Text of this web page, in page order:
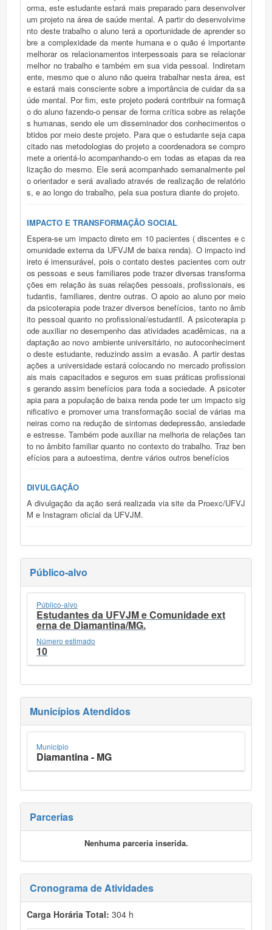
orma, este estudante estará mais preparado para desenvolver
um projeto na área de saúde mental. A partir do desenvolvime
nto deste trabalho o aluno terá a oportunidade de aprender so
bre a complexidade da mente humana e o quão é importante
melhorar os relacionamentos interpessoais para se relacionar
melhor no trabalho e também em sua vida pessoal. Indiretam
ente, mesmo que o aluno não queira trabalhar nesta área, est
e estará mais consciente sobre a importância de cuidar da sa
úde mental. Por fim, este projeto poderá contribuir na formaçã
o do aluno fazendo-o pensar de forma crítica sobre as relaçõe
s humanas, sendo ele um disseminador dos conhecimentos o
btidos por meio deste projeto. Para que o estudante seja capa
citado nas metodologias do projeto a coordenadora se compro
mete a orientá-lo acompanhando-o em todas as etapas da rea
lização do mesmo. Ele será acompanhado semanalmente pel
o orientador e será avaliado através de realização de relatório
s, e ao longo do trabalho, pela sua postura diante do projeto.
IMPACTO E TRANSFORMAÇÃO SOCIAL
Espera-se um impacto direto em 10 pacientes ( discentes e c
omunidade externa da UFVJM de baixa renda). O impacto ind
ireto é imensurável, pois o contato destes pacientes com outr
os pessoas e seus familiares pode trazer diversas transforma
ções em relação às suas relações pessoais, profissionais, es
tudantis, familiares, dentre outras. O apoio ao aluno por meio
da psicoterapia pode trazer diversos benefícios, tanto no âmb
ito pessoal quanto no profissional/estudantil. A psicoterapia p
ode auxiliar no desempenho das atividades acadêmicas, na a
daptação ao novo ambiente universitário, no autoconheciment
o deste estudante, reduzindo assim a evasão. A partir destas
ações a universidade estará colocando no mercado profission
ais mais capacitados e seguros em suas práticas profissionai
s gerando assim benefícios para toda a sociedade. A psicoter
apia para a população de baixa renda pode ter um impacto sig
nificativo e promover uma transformação social de várias ma
neiras como na redução de sintomas dedepressão, ansiedade
e estresse. Também pode auxiliar na melhoria de relações tan
to no âmbito familiar quanto no contexto do trabalho. Traz ben
efícios para a autoestima, dentre vários outros benefícios
DIVULGAÇÃO
A divulgação da ação será realizada via site da Proexc/UFVJ
M e Instagram oficial da UFVJM.
Público-alvo
Público-alvo
Estudantes da UFVJM e Comunidade ext
erna de Diamantina/MG.
Número estimado
10
Municípios Atendidos
Município
Diamantina - MG
Parcerias
Nenhuma parceria inserida.
Cronograma de Atividades
Carga Horária Total: 304 h